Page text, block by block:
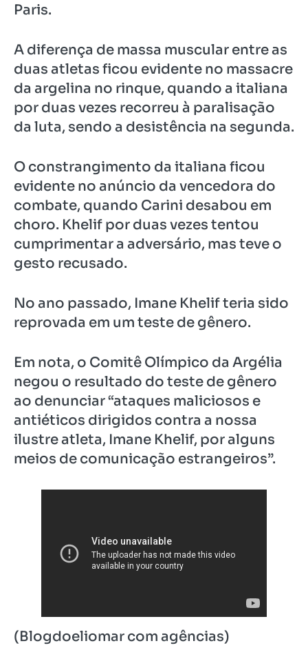
Paris.
A diferença de massa muscular entre as
duas atletas ficou evidente no massacre
da argelina no rinque, quando a italiana
por duas vezes recorreu à paralisação
da luta, sendo a desistência na segunda.
O constrangimento da italiana ficou
evidente no anúncio da vencedora do
combate, quando Carini desabou em
choro. Khelif por duas vezes tentou
cumprimentar a adversário, mas teve o
gesto recusado.
No ano passado, Imane Khelif teria sido
reprovada em um teste de gênero.
Em nota, o Comitê Olímpico da Argélia
negou o resultado do teste de gênero
ao denunciar “ataques maliciosos e
antiéticos dirigidos contra a nossa
ilustre atleta, Imane Khelif, por alguns
meios de comunicação estrangeiros”.
(Blogdoeliomar com agências)